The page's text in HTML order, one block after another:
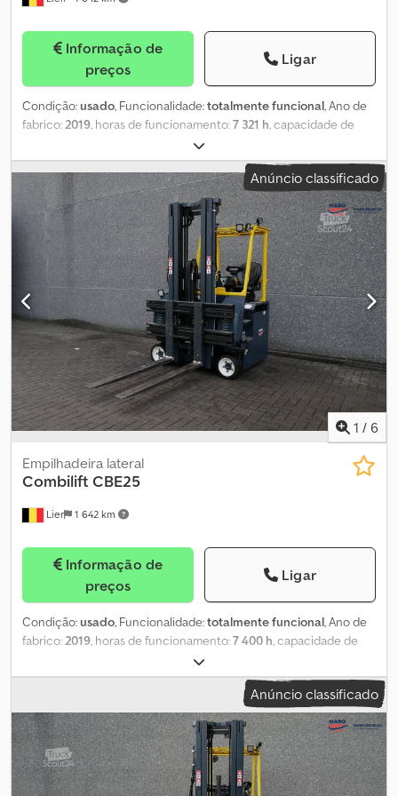
Informação de
preços
Ligar
Condição:usado, Funcionalidade:totalmente funcional, Ano de
fabrico:2019, horas de funcionamento:7 321 h, capacidade de
, altura de elevação:
2 050 mm, tipo de combustível:elétrico, tipo de mastro:triplex,
cor:
amarelo
, O Combilift CBE25 é um empilhador lateral
fabricado em 2019, com 7321 horas de utilização. Possui controlo
por joystick. Cjdpfx Aozp D Rpoqweha
Anúncio classificado
1 / 6
Lier 1 642 km
Empilhadeira lateral
Combilift CBE25
Informação de
preços
Ligar
Condição:usado, Funcionalidade:totalmente funcional, Ano de
fabrico:2019, horas de funcionamento:7 400 h, capacidade de
, altura de elevação:
2 050 mm, tipo de combustível:elétrico, tipo de mastro:triplex,
, O Combilift CBE25 é um empilhador lateral
fabricado em 2019, com 7400 horas de operação. Possui joystick.
Cjdpfx Aqozp D Hwowsha
Anúncio classificado